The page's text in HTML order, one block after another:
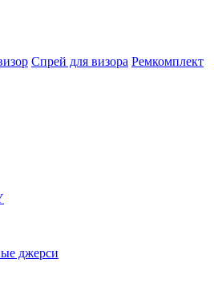
Спрей для визора Ремкомплект
джерси